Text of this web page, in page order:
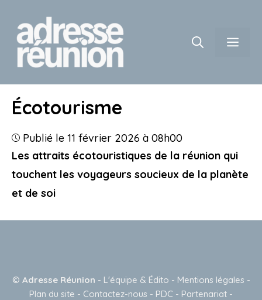
contenu
Écotourisme
Les attraits écotouristiques de la réunion qui
touchent les voyageurs soucieux de la planète
et de soi
Publié le 11 février 2026 à 08h00
© Adresse Réunion - L'équipe & Édito - Mentions légales -
Plan du site - Contactez-nous - PDC - Partenariat -